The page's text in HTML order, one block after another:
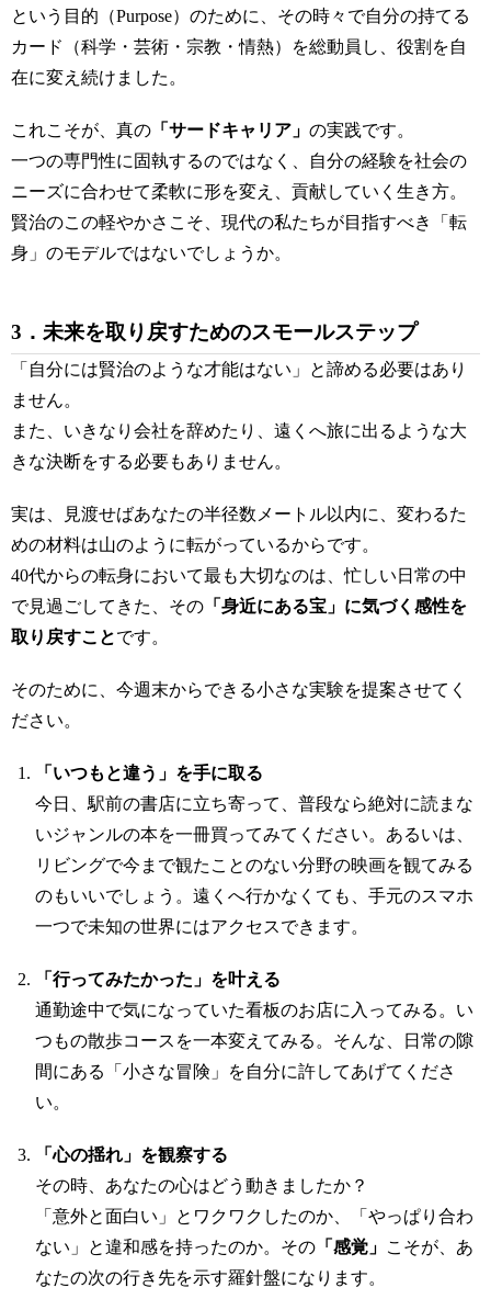
という目的（Purpose）のために、その時々で自分の持てる
カード（科学・芸術・宗教・情熱）を総動員し、役割を自
在に変え続けました。
これこそが、真の 「サードキャリア」 の実践です。
一つの専門性に固執するのではなく、自分の経験を社会の
ニーズに合わせて柔軟に形を変え、貢献していく生き方。
賢治のこの軽やかさこそ、現代の私たちが目指すべき「転
身」のモデルではないでしょうか。
3．未来を取り戻すためのスモールステップ
「自分には賢治のような才能はない」と諦める必要はあり
ません。
また、いきなり会社を辞めたり、遠くへ旅に出るような大
きな決断をする必要もありません。
実は、見渡せばあなたの半径数メートル以内に、変わるた
めの材料は山のように転がっているからです。
40代からの転身において最も大切なのは、忙しい日常の中
で見過ごしてきた、その 「身近にある宝」に気づく感性を
取り戻すことです。
そのために、今週末からできる小さな実験を提案させてく
ださい。
「いつもと違う」を手に取る
今日、駅前の書店に立ち寄って、普段なら絶対に読まな
いジャンルの本を一冊買ってみてください。あるいは、
リビングで今まで観たことのない分野の映画を観てみる
のもいいでしょう。遠くへ行かなくても、手元のスマホ
一つで未知の世界にはアクセスできます。
「行ってみたかった」を叶える
通勤途中で気になっていた看板のお店に入ってみる。い
つもの散歩コースを一本変えてみる。そんな、日常の隙
間にある「小さな冒険」を自分に許してあげてくださ
い。
「心の揺れ」を観察する
その時、あなたの心はどう動きましたか？
「意外と面白い」とワクワクしたのか、「やっぱり合わ
ない」と違和感を持ったのか。その 「感覚」 こそが、あ
なたの次の行き先を示す羅針盤になります。